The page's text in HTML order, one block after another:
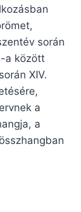
során
a között
XIV.
a
a